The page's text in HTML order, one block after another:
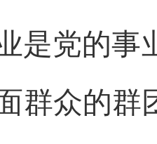
是党的事
群众的群